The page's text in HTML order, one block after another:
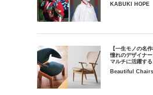
KABUKI HOPE
【一生モノの名作
憧れのデザイナ
マルチに活躍す
Beautiful Chairs